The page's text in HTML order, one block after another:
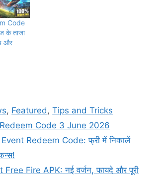
Code
के ताजा
और
, Featured,Tips and Tricks
Code 3 June 2026
Redeem Code: फ्री में निकालें
Free Fire APK: नई वर्जन, फायदे और पूरी